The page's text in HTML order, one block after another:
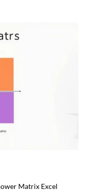
Matrix Excel